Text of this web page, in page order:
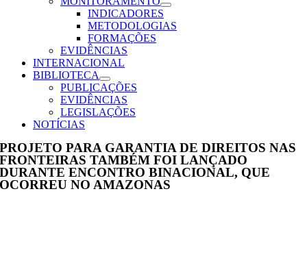
INDICADORES
METODOLOGIAS
FORMAÇÕES
EVIDÊNCIAS
INTERNACIONAL
BIBLIOTECA
PUBLICAÇÕES
EVIDÊNCIAS
LEGISLAÇÕES
NOTÍCIAS
PROJETO PARA GARANTIA DE DIREITOS NAS
FRONTEIRAS TAMBÉM FOI LANÇADO
DURANTE ENCONTRO BINACIONAL, QUE
OCORREU NO AMAZONAS